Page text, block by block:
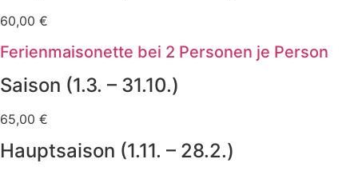
60,00 €
Ferienmaisonette bei 2 Personen je Person
Saison (1.3. – 31.10.)
65,00 €
Hauptsaison (1.11. – 28.2.)